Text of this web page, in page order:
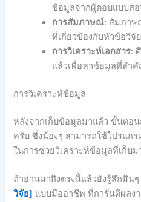
ข้อมูลจากผู้ตอบแบบสอ
การสัมภาษณ์: สัมภาษ
ที่เกี่ยวข้องกับหัวข้อวิจัย
การวิเคราะห์เอกสาร:
แล้วเพื่อหาข้อมูลที่สำ
การวิเคราะห์ข้อมูล
หลังจากเก็บข้อมูลมาแล้ว ขั้นตอ
ครับ ซึ่งน้องๆ สามารถใช้โปรแกร
ในการช่วยวิเคราะห์ข้อมูลที่เก็บม
ถ้าอ่านมาถึงตรงนี้แล้วยังรู้สึกมึน
วิจัย] แบบมืออาชีพ ที่การันตีผลง